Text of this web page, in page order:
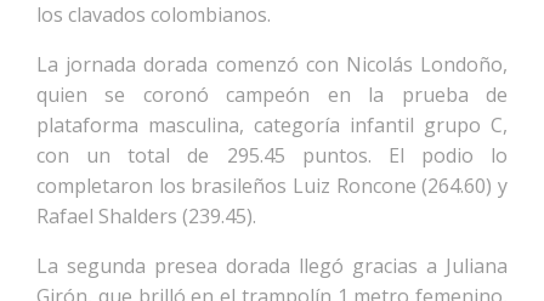
los clavados colombianos.
La jornada dorada comenzó con Nicolás Londoño,
quien se coronó campeón en la prueba de
plataforma masculina, categoría infantil grupo C,
con un total de 295.45 puntos. El podio lo
completaron los brasileños Luiz Roncone (264.60) y
Rafael Shalders (239.45).
La segunda presea dorada llegó gracias a Juliana